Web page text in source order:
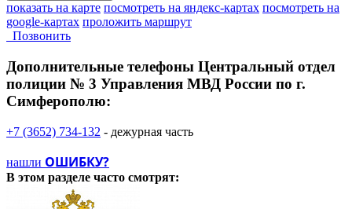
показать на карте посмотреть на яндекс-картах посмотреть на
google-картах проложить маршрут
Позвонить
Дополнительные телефоны Центральный отдел
полиции № 3 Управления МВД России по г.
Симферополю:
+7 (3652) 734-132 - дежурная часть
нашли ОШИБКУ?
В этом разделе часто смотрят: